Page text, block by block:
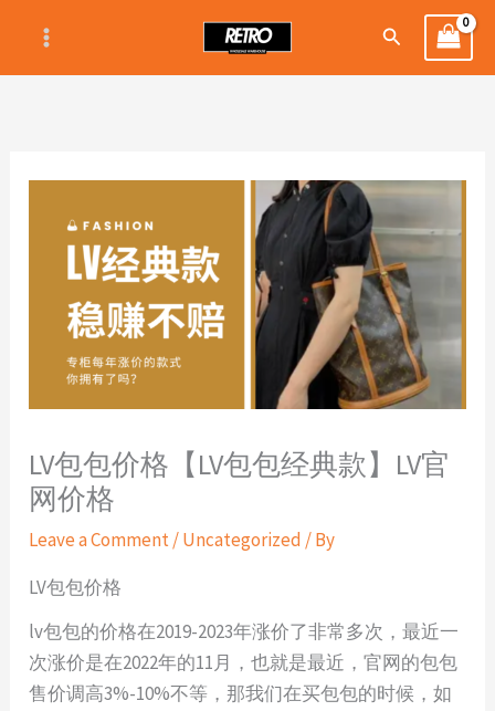
content
Search
LV包包价格【LV包包经典款】LV官
网价格
Leave a Comment/Uncategorized / By
LV包包价格
lv包包的价格在2019-2023年涨价了非常多次，最近一
次涨价是在2022年的11月，也就是最近，官网的包包
售价调高3%-10%不等，那我们在买包包的时候，如